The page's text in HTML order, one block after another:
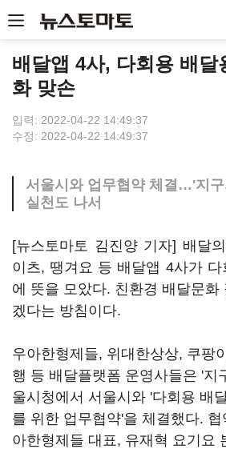
배달앱 4사, 다회용 배달
화 맞손
입력: 2022-04-22 14:49:37
수정: 2022-04-22 14:49:37
서울시와 업무협약 체결…'지
실천도 나서
[뉴스토마토 김진양 기자] 배달
이츠, 땡겨요 등 배달앱 4사가
에 뜻을 모았다. 친환경 배달문화
겠다는 방침이다.
우아한형제들, 위대한상상, 쿠팡
행 등 배달플랫폼 운영사들은 '지
울시청에서 서울시와 '다회용 배
를 위한 업무협약'을 체결했다.
아한형제들 대표, 유재혁 요기요